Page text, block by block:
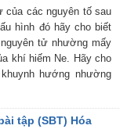
của các nguyên tố sau
hình đó hãy cho biết
tử nhường mấy
khí hiếm Ne. Hãy cho
hướng nhường
tập (SBT) Hóa